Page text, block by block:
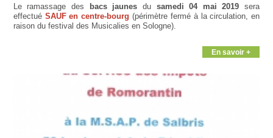
Le ramassage des bacs jaunes du samedi 04 mai 2019 sera
effectué SAUF en centre-bourg(périmètre fermé à la circulation, en
raison du festival des Musicalies en Sologne).
En savoir +